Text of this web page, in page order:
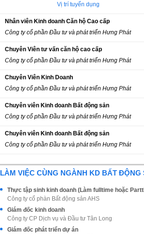
Vị trí tuyển dụng
Nhân viên Kinh doanh Căn hộ Cao cấp
Công ty cổ phần Đầu tư và phát triển Hưng Phát
Chuyên Viên tư vấn căn hộ cao cấp
Công ty cổ phần Đầu tư và phát triển Hưng Phát
Chuyên Viên Kinh Doanh
Công ty cổ phần Đầu tư và phát triển Hưng Phát
Chuyên viên Kinh doanh Bất động sản
Công ty cổ phần Đầu tư và phát triển Hưng Phát
Chuyên viên Kinh doanh Bất động sản
Công ty cổ phần Đầu tư và phát triển Hưng Phát
LÀM VIỆC CÙNG NGÀNH KD BẤT ĐỘNG
Thực tập sinh kinh doanh (Làm fulltime hoặc
Công ty cổ phàn Bất động sản AHS
Giám đốc kinh doanh
Công ty CP Dịch vụ và Đầu tư Tân Long
Giám đốc phát triển dự án